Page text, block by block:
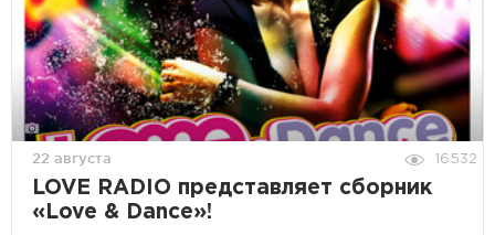
22 августа 16532
LOVE RADIO представляет сборник
«Love & Dance»!